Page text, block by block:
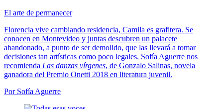
El arte de permanecer
Florencia vive cambiando residencia, Camila es grafitera. Se
conocen en Montevideo y juntas descubren un palacete
abandonado, a punto de ser demolido, que las llevará a tomar
decisiones tan artísticas como poco legales. Sofía Aguerre nos
recomienda Las danzas vírgenes, de Gonzalo Salinas, novela
ganadora del Premio Onetti 2018 en literatura juvenil.
Por Sofía Aguerre